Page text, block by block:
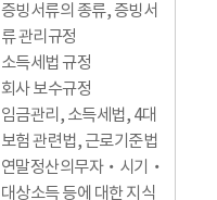
증빙서류의 종류, 증빙서
류 관리규정
소득세법 규정
회사 보수규정
임금관리, 소득세법, 4대
보험 관련법, 근로기준법
연말정산의무자‧시기‧
대상소득 등에 대한 지식